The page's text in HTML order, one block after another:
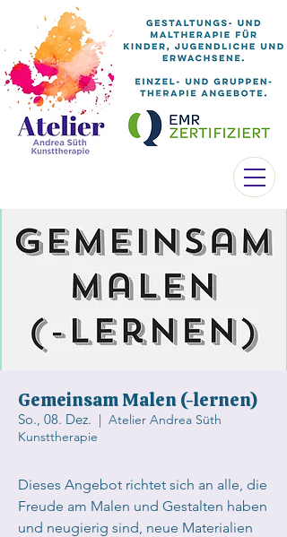
Gemeinsam Malen (-lernen)
So., 08. Dez.
  |
Atelier Andrea Süth
Kunsttherapie
Dieses Angebot richtet sich an alle, die
Freude am Malen und Gestalten haben
und neugierig sind, neue Materialien